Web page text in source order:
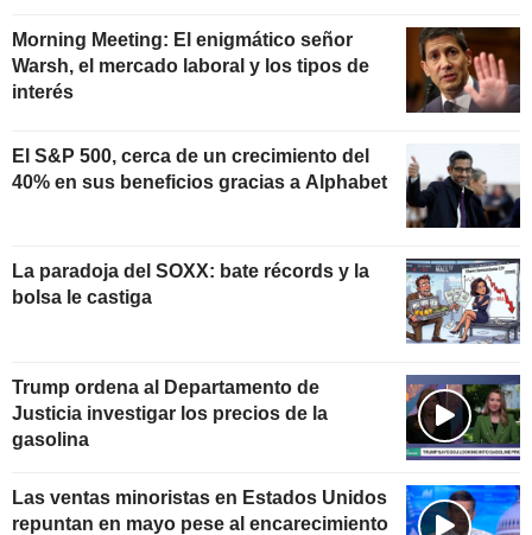
Morning Meeting: El enigmático señor
Warsh, el mercado laboral y los tipos de
interés
El S&P 500, cerca de un crecimiento del
40% en sus beneficios gracias a Alphabet
La paradoja del SOXX: bate récords y la
bolsa le castiga
Trump ordena al Departamento de
Justicia investigar los precios de la
gasolina
Las ventas minoristas en Estados Unidos
repuntan en mayo pese al encarecimiento